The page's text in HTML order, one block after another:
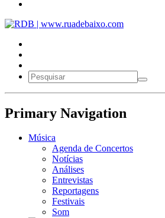
Primary Navigation
Música
Agenda de Concertos
Notícias
Análises
Entrevistas
Reportagens
Festivais
Som